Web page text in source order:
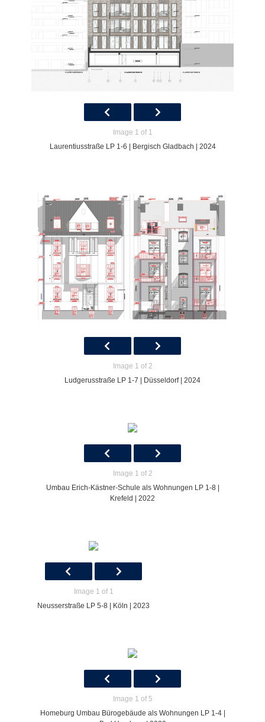
Image 1 of 1
Laurentiusstraße LP 1-6 | Bergisch Gladbach | 2024
Image 1 of 2
Ludgerusstraße LP 1-7 | Düsseldorf | 2024
Image 1 of 2
Umbau Erich-Kästner-Schule als Wohnungen LP 1-8 |
Krefeld | 2022
Image 1 of 1
Neusserstraße LP 5-8 | Köln | 2023
Image 1 of 5
Homeburg Umbau Bürogebäude als Wohnungen LP 1-4 |